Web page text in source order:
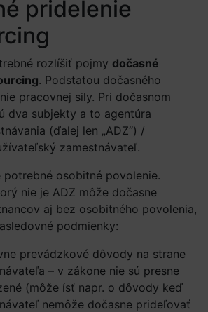
pridelenie
rozlíšiť pojmy dočasné
. Podstatou dočasného
pracovnej sily. Pri dočasnom
dva subjekty a to agentúra
(ďalej len „ADZ“) /
zamestnávateľ.
potrebné osobitné povolenie.
nie je ADZ môže dočasne
aj bez osobitného povolenia,
podmienky:
prevádzkové dôvody na strane
– v zákone nie sú presne
(môže ísť napr. o dôvody keď
nemôže dočasne prideľovať